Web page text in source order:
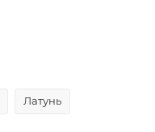
Латунь